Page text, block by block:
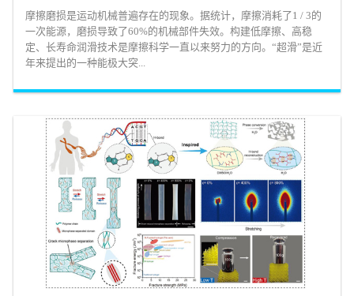
摩擦磨损是运动机械普遍存在的现象。据统计，摩擦消耗了1 / 3的
一次能源，磨损导致了60%的机械部件失效。构建低摩擦、高稳
定、长寿命润滑技术是摩擦科学一直以来努力的方向。“超滑”是近
年来提出的一种能极大突...